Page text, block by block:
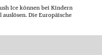
Ice können bei Kindern
Die Europäische